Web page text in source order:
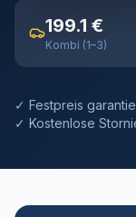
199.1 €
Kombi (1–3)
✓ Festpreis
✓ Kostenlose